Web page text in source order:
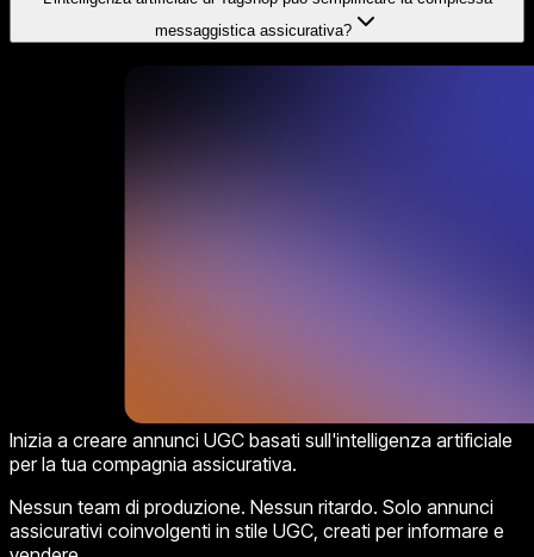
messaggistica assicurativa?
Inizia a creare annunci UGC basati sull'intelligenza artificiale
per la tua compagnia assicurativa.
Nessun team di produzione. Nessun ritardo. Solo annunci
assicurativi coinvolgenti in stile UGC, creati per informare e